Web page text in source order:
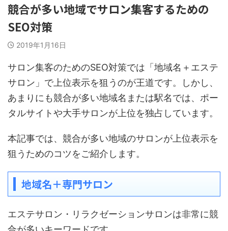
競合が多い地域でサロン集客するための
SEO対策
2019年1月16日
サロン集客のためのSEO対策では「地域名＋エステ
サロン」で上位表示を狙うのが王道です。しかし、
あまりにも競合が多い地域名または駅名では、ポー
タルサイトや大手サロンが上位を独占しています。
本記事では、競合が多い地域のサロンが上位表示を
狙うためのコツをご紹介します。
地域名＋専門サロン
エステサロン・リラクゼーションサロンは非常に競